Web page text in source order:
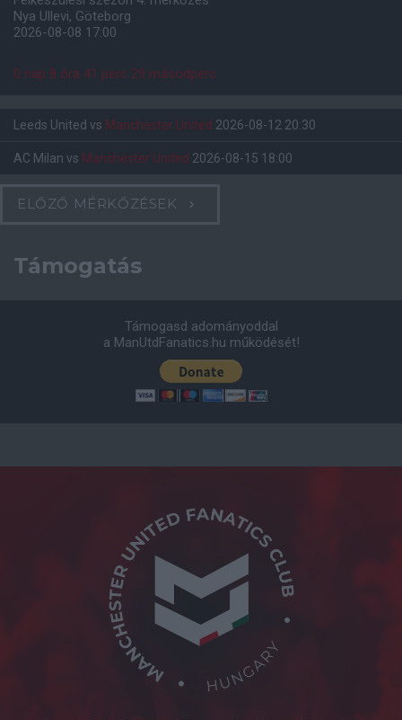
Nya Ullevi, Göteborg
2026-08-08 17:00
0 nap 8 óra 41 perc 28 másodperc
Leeds United vs Manchester United 2026-08-12 20:30
AC Milan vs Manchester United 2026-08-15 18:00
ELŐZŐ MÉRKŐZÉSEK
Támogatás
Támogasd adományoddal
a ManUtdFanatics.hu működését!